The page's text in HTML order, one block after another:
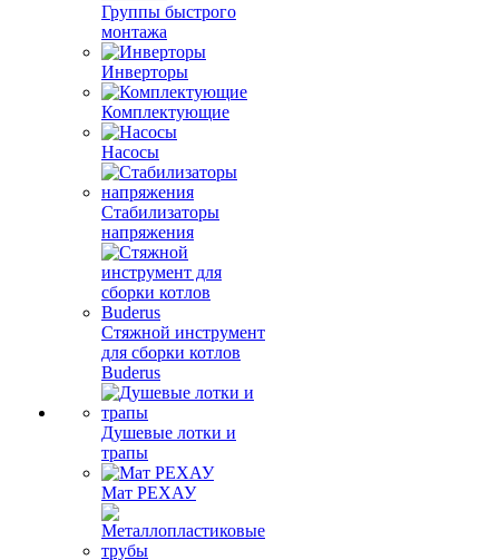
Группы быстрого
монтажа
Инверторы
Комплектующие
Насосы
Стабилизаторы
напряжения
Стяжной инструмент
для сборки котлов
Buderus
Душевые лотки и
трапы
Мат РЕХАУ